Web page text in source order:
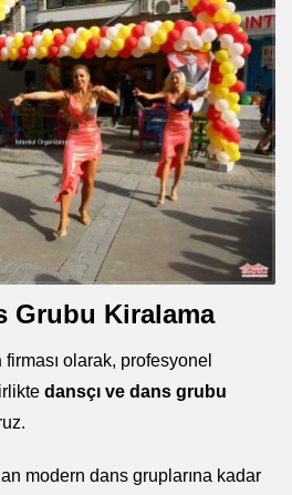
Grubu Kiralama
firması olarak, profesyonel
dansçı ve dans grubu
modern dans gruplarına kadar